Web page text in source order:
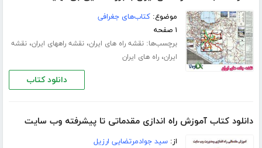
موضوع:کتاب‌های جغرافی
۱ صفحه
برچسب‌ها:نقشه راه های ایران،نقشه راههای ایران،نقشه
ایران،راه های ایران
دانلود کتاب
دانلود کتاب آموزش راه اندازی مقدماتی تا پیشرفته وب سایت
از:سید جوادمرتضایی ارزیل